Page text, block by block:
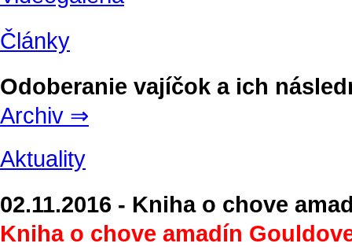
Články
Odoberanie vajíčok a ich
Archiv ⇒
Aktuality
02.11.2016 - Kniha o chove
Kniha o chove amadín